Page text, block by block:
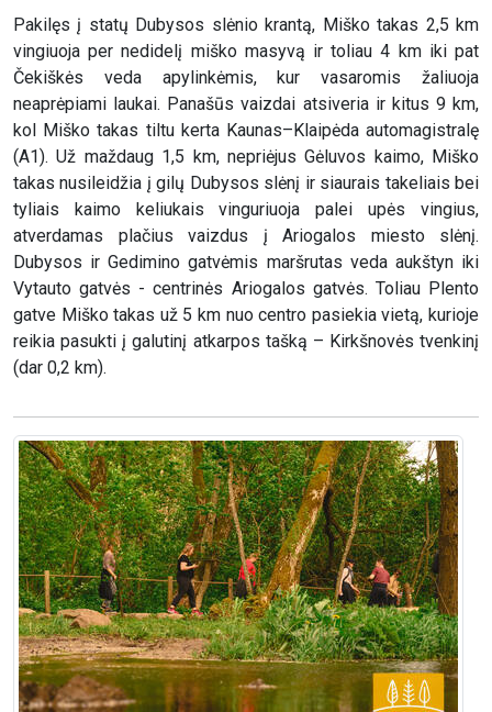
Pakilęs į statų Dubysos slėnio krantą, Miško takas 2,5 km
vingiuoja per nedidelį miško masyvą ir toliau 4 km iki pat
Čekiškės veda apylinkėmis, kur vasaromis žaliuoja
neaprėpiami laukai. Panašūs vaizdai atsiveria ir kitus 9 km,
kol Miško takas tiltu kerta Kaunas–Klaipėda automagistralę
(A1). Už maždaug 1,5 km, nepriėjus Gėluvos kaimo, Miško
takas nusileidžia į gilų Dubysos slėnį ir siaurais takeliais bei
tyliais kaimo keliukais vinguriuoja palei upės vingius,
atverdamas plačius vaizdus į Ariogalos miesto slėnį.
Dubysos ir Gedimino gatvėmis maršrutas veda aukštyn iki
Vytauto gatvės - centrinės Ariogalos gatvės. Toliau Plento
gatve Miško takas už 5 km nuo centro pasiekia vietą, kurioje
reikia pasukti į galutinį atkarpos tašką – Kirkšnovės tvenkinį
(dar 0,2 km).